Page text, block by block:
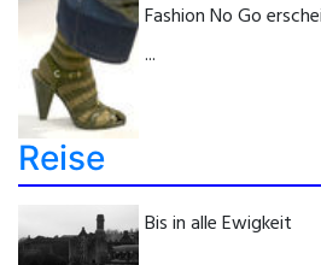
Fashion No Go
...
Reise
Bis in alle Ewigkeit